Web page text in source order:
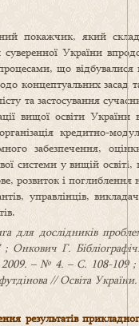
покажчик, який
суверенної України
що відбувалися
концептуальних засад
та застосування
вищої освіти України
кредитно-
забезпечення,
системи у вищій
розвиток і
управлінців,
для дослідників
Г.
– № 4. – С. 108-109 ;
// Освіта
результатів